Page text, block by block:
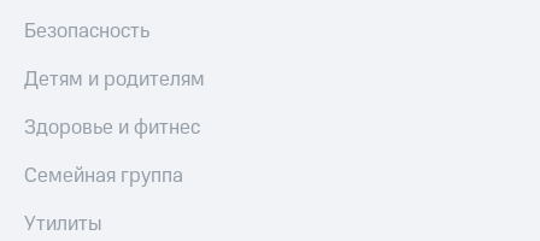
Безопасность
Детям и родителям
Здоровье и фитнес
Семейная группа
Утилиты